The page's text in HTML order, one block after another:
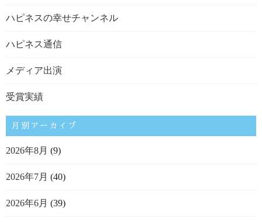
ハピネスの幸せチャンネル
ハピネス通信
メディア出演
受賞実績
月別アーカイブ
2026年8月 (9)
2026年7月 (40)
2026年6月 (39)